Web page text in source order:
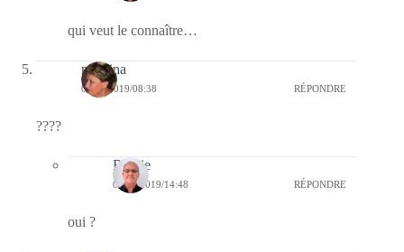
qui veut le connaître…
mamina
06/12/2019/08:38 RÉPONDRE
????
Bernie
06/12/2019/14:48 RÉPONDRE
oui ?